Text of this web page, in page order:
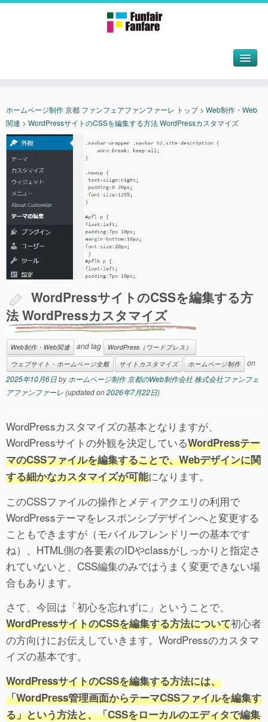
ホームページ制作 京都 ファンフェアファンファーレ トップ> Web制作・Web
関連 > WordPressサイトのCSSを編集する方法 WordPressカスタマイズ
WordPressサイトのCSSを編集する方
法 WordPressカスタマイズ
Web制作・Web関連 and tag
WordPress（ワードプレス）
ウェブサイト・ホームページ全般
サイトカスタマイズ ホームページ制作
on
2025年10月6日byホームページ制作 京都のWeb制作会社 株式会社ファンフェ
アファンファーレ(updated on2026年7月22日)
WordPressカスタマイズの基本となりますが、
WordPressサイトの外観を決定しているWordPressテー
マのCSSファイルを編集することで、Webデザインに関
する細かなカスタマイズが可能になります。
このCSSファイルの操作とメディアクエリの利用で
WordPressテーマをレスポンシブデザインへと変更する
こともできますが（モバイルフレンドリーの基本です
ね）、HTML側の各要素のIDやclassがしっかりと指定さ
れていないと、CSS編集のみではうまく変更できない場
合もあります。
さて、今回は「初心を忘れずに」ということで、
WordPressサイトのCSSを編集する方法について初心者
の方向けにお伝えしていきます。WordPressのカスタマ
イズの基本です。
WordPressサイトのCSSを編集する方法には、
「WordPress管理画面からテーマCSSファイルを編集す
る」という方法と、「CSSをローカルのエディタで編集